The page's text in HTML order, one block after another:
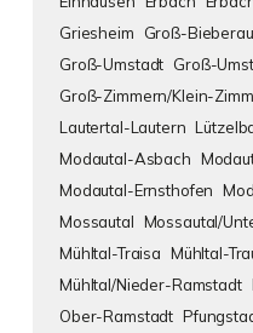
Griesheim
Groß-Bieberau
Groß-Umstadt Groß-
Groß-Zimmern/Klein-
Lautertal-Lautern
Modautal-Asbach
Modautal-Ernsthofen
Mossautal Mossautal/
Mühltal-Traisa Mühltal-
Mühltal/Nieder-Ramstadt
Ober-Ramstadt